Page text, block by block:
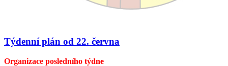
Týdenní plán od 22. června
Organizace posledního týdne